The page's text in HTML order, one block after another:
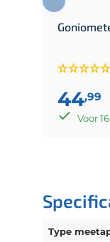
44,99
Voor
Type